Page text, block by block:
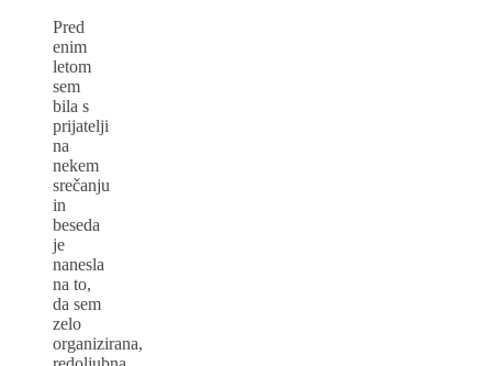
Pred
enim
letom
sem
bila s
prijatelji
na
nekem
srečanju
in
beseda
je
nanesla
na to,
da sem
zelo
organizirana,